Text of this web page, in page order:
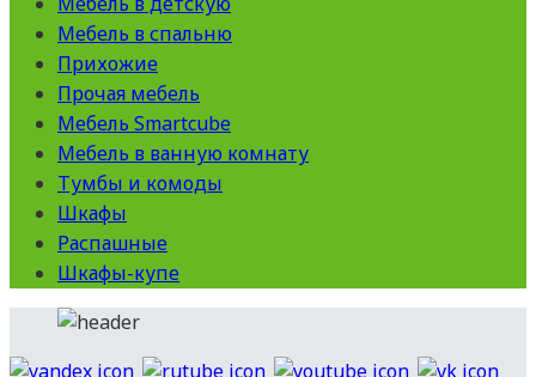
Мебель в спальню
Прихожие
Прочая мебель
Мебель Smartcube
Мебель в ванную комнату
Тумбы и комоды
Шкафы
Распашные
Шкафы-купе